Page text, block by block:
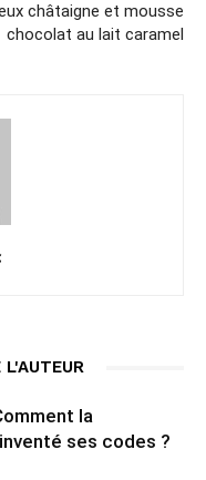
châtaigne et mousse
chocolat au lait caramel
L'AUTEUR
la
ses codes ?